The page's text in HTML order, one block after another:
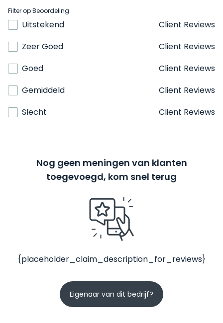
Filter op Beoordeling
Uitstekend
Client Reviews
Zeer Goed
Client Reviews
Goed
Client Reviews
Gemiddeld
Client Reviews
Slecht
Client Reviews
Nog geen meningen van klanten
toegevoegd, kom snel terug
{placeholder_claim_description_for_reviews}
Eigenaar van dit bedrijf?